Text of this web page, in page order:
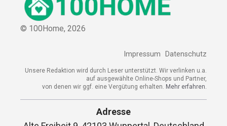
© 100Home, 2026
Impressum Datenschutz
Unsere Redaktion wird durch Leser unterstützt. Wir verlinken u.a.
auf ausgewählte Online-Shops und Partner,
von denen wir ggf. eine Vergütung erhalten. Mehr erfahren.
Adresse